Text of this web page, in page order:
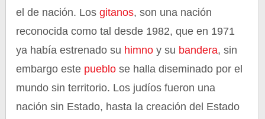
el de nación. Losgitanos, son una nación
reconocida como tal desde 1982, que en 1971
ya había estrenado su himno y su bandera, sin
embargo este pueblo se halla diseminado por el
mundo sin territorio. Los judíos fueron una
nación sin Estado, hasta la creación del Estado